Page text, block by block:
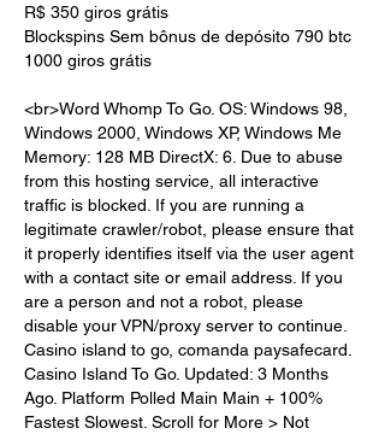
R$ 350 giros grátis
Blockspins Sem bônus de depósito 790 btc
1000 giros grátis
<br>Word Whomp To Go. OS: Windows 98,
Windows 2000, Windows XP, Windows Me
Memory: 128 MB DirectX: 6. Due to abuse
from this hosting service, all interactive
traffic is blocked. If you are running a
legitimate crawler/robot, please ensure that
it properly identifies itself via the user agent
with a contact site or email address. If you
are a person and not a robot, please
disable your VPN/proxy server to continue.
Casino island to go, comanda paysafecard.
Casino Island To Go. Updated: 3 Months
Ago. Platform Polled Main Main + 100%
Fastest Slowest. Scroll for More > Not